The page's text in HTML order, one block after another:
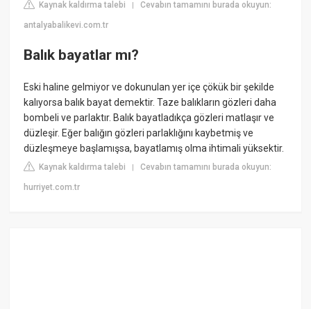
Kaynak kaldırma talebi |Cevabın tamamını burada okuyun:
antalyabalikevi.com.tr
Balık bayatlar mı?
Eski haline gelmiyor ve dokunulan yer içe çökük bir şekilde
kalıyorsa balık bayat demektir. Taze balıkların gözleri daha
bombeli ve parlaktır. Balık bayatladıkça gözleri matlaşır ve
düzleşir. Eğer balığın gözleri parlaklığını kaybetmiş ve
düzleşmeye başlamışsa, bayatlamış olma ihtimali yüksektir.
Kaynak kaldırma talebi |Cevabın tamamını burada okuyun:
hurriyet.com.tr